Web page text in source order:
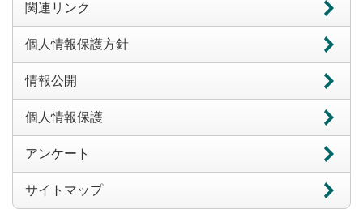
関連リンク
個人情報保護方針
情報公開
個人情報保護
アンケート
サイトマップ